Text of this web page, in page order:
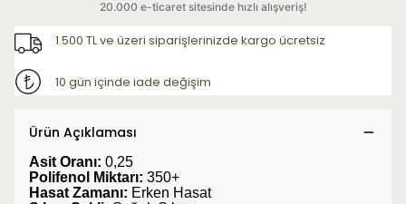
1.500 TL ve üzeri siparişlerinizde kargo ücretsiz
10 gün içinde iade değişim
Ürün Açıklaması
Asit Oranı: 0,25
Polifenol Miktarı: 350+
Hasat Zamanı: Erken Hasat